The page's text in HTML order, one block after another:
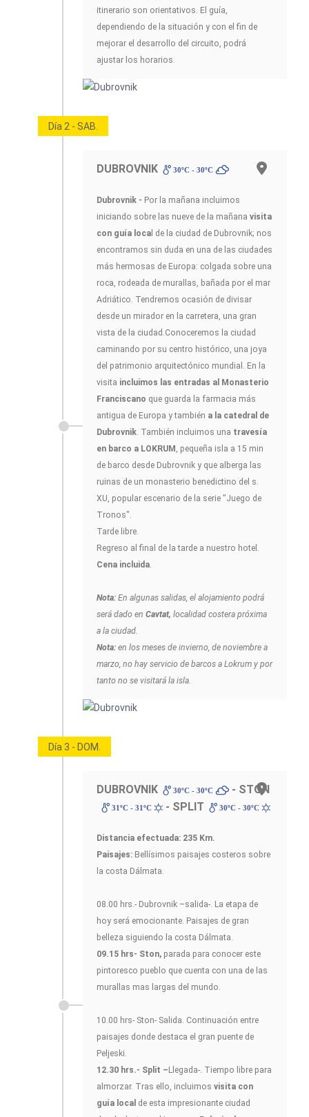
itinerario son orientativos. El guía,
dependiendo de la situación y con el fin de
mejorar el desarrollo del circuito, podrá
ajustar los horarios.
Día 2 - SAB.
DUBROVNIK 30ºC - 30ºC
Dubrovnik - Por la mañana incluimos
iniciando sobre las nueve de la mañana visita
con guía loca l de la ciudad de Dubrovnik; nos
encontramos sin duda en una de las ciudades
más hermosas de Europa: colgada sobre una
roca, rodeada de murallas, bañada por el mar
Adriático. Tendremos ocasión de divisar
desde un mirador en la carretera, una gran
vista de la ciudad.Conoceremos la ciudad
caminando por su centro histórico, una joya
del patrimonio arquitectónico mundial. En la
visita incluimos las entradas al Monasterio
Franciscano que guarda la farmacia más
antigua de Europa y también a la catedral de
Dubrovnik. También incluimos una travesía
en barco a LOKRUM , pequeña isla a 15 min
de barco desde Dubrovnik y que alberga las
ruinas de un monasterio benedictino del s.
XU, popular escenario de la serie "Juego de
Tronos".
Tarde libre.
Regreso al final de la tarde a nuestro hotel.
Cena incluida.
Nota: En algunas salidas, el alojamiento podrá
será dado en Cavtat, localidad costera próxima
a la ciudad.
Nota: en los meses de invierno, de noviembre a
marzo, no hay servicio de barcos a Lokrum y por
tanto no se visitará la isla.
Día 3 - DOM.
DUBROVNIK 30ºC - 30ºC - STON
31ºC - 31ºC - SPLIT 30ºC - 30ºC
Distancia efectuada: 235 Km.
Paisajes: Bellísimos paisajes costeros sobre
la costa Dálmata.
08.00 hrs.- Dubrovnik –salida-. La etapa de
hoy será emocionante. Paisajes de gran
belleza siguiendo la costa Dálmata.
09.15 hrs- Ston, parada para conocer este
pintoresco pueblo que cuenta con una de las
murallas mas largas del mundo.
10.00 hrs- Ston- Salida. Continuación entre
paisajes donde destaca el gran puente de
Peljeski.
12.30 hrs.- Split – Llegada-. Tiempo libre para
almorzar. Tras ello, incluimos visita con
guía local de esta impresionante ciudad